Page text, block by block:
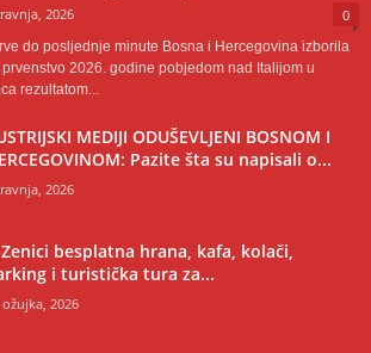
2026 0
do posljednje minute Bosna i Hercegovina izborila
2026. godine pobjedom nad Italijom u
rezultatom...
MEDIJI ODUŠEVLJENI BOSNOM I
Pazite šta su napisali o...
2026
besplatna hrana, kafa, kolači,
i turistička tura za...
ožujka, 2026